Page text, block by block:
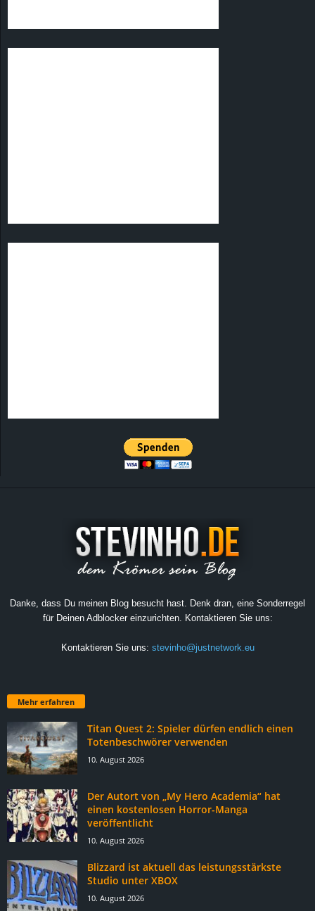
Danke, dass Du meinen Blog besucht hast. Denk dran, eine Sonderregel
für Deinen Adblocker einzurichten. Kontaktieren Sie uns:
Kontaktieren Sie uns: stevinho@justnetwork.eu
Mehr erfahren
Titan Quest 2: Spieler dürfen endlich einen
Totenbeschwörer verwenden
10. August 2026
Der Autort von „My Hero Academia“ hat
einen kostenlosen Horror-Manga
veröffentlicht
10. August 2026
Blizzard ist aktuell das leistungsstärkste
Studio unter XBOX
10. August 2026